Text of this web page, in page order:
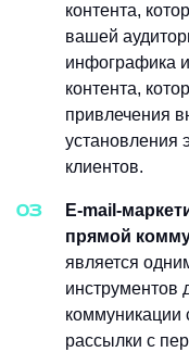
контента,
вашей
инфографика
контента,
привлечения
установления
клиентов.
E-mail-
прямой
является
инструментов
коммуникации
рассылки с